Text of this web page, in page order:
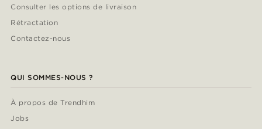
Consulter les options de livraison
Rétractation
Contactez-nous
QUI SOMMES-NOUS ?
À propos de Trendhim
Jobs